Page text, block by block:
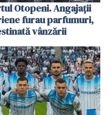
Otopeni. Angajații
furau parfumuri,
vânzării